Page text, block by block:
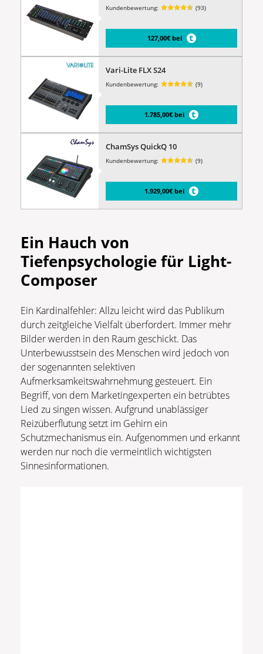
Kundenbewertung: (93)
127,00€ bei
Vari-Lite FLX S24
Kundenbewertung: (9)
1.785,00€ bei
ChamSys QuickQ 10
Kundenbewertung: (9)
1.929,00€ bei
Ein Hauch von
Tiefenpsychologie für Light-
Composer
Ein Kardinalfehler: Allzu leicht wird das Publikum
durch zeitgleiche Vielfalt überfordert. Immer mehr
Bilder werden in den Raum geschickt. Das
Unterbewusstsein des Menschen wird jedoch von
der sogenannten selektiven
Aufmerksamkeitswahrnehmung gesteuert. Ein
Begriff, von dem Marketingexperten ein betrübtes
Lied zu singen wissen. Aufgrund unablässiger
Reizüberflutung setzt im Gehirn ein
Schutzmechanismus ein. Aufgenommen und erkannt
werden nur noch die vermeintlich wichtigsten
Sinnesinformationen.